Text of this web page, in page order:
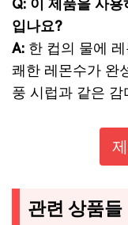
입나요?
A: 한 컵의 물에
쾌한 레몬수가 완
풍 시럽과 같은
관련 상품들